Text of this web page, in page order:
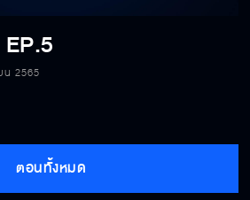
EP.5
2565
ตอนทั้งหมด